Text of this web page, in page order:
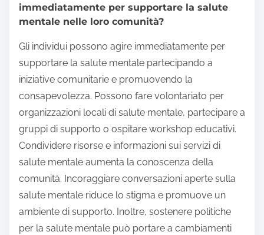
immediatamente per supportare la salute
mentale nelle loro comunità?
Gli individui possono agire immediatamente per
supportare la salute mentale partecipando a
iniziative comunitarie e promuovendo la
consapevolezza. Possono fare volontariato per
organizzazioni locali di salute mentale, partecipare a
gruppi di supporto o ospitare workshop educativi.
Condividere risorse e informazioni sui servizi di
salute mentale aumenta la conoscenza della
comunità. Incoraggiare conversazioni aperte sulla
salute mentale riduce lo stigma e promuove un
ambiente di supporto. Inoltre, sostenere politiche
per la salute mentale può portare a cambiamenti